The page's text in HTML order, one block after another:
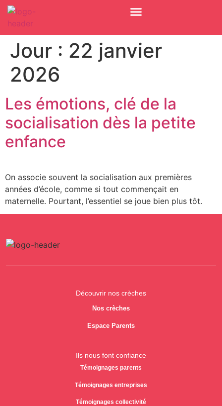
Jour : 22 janvier
2026
Les émotions, clé de la
socialisation dès la petite
enfance
On associe souvent la socialisation aux premières
années d’école, comme si tout commençait en
maternelle. Pourtant, l’essentiel se joue bien plus tôt.
Découvrir nos crèches
Nos crèches
Espace Parents
Ils nous font confiance
Témoignages parents
Témoignages entreprises
Témoignages collectivité